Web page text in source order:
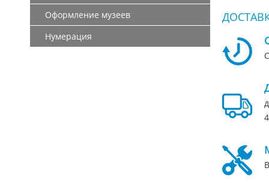
Оформление музеев
Нумерация